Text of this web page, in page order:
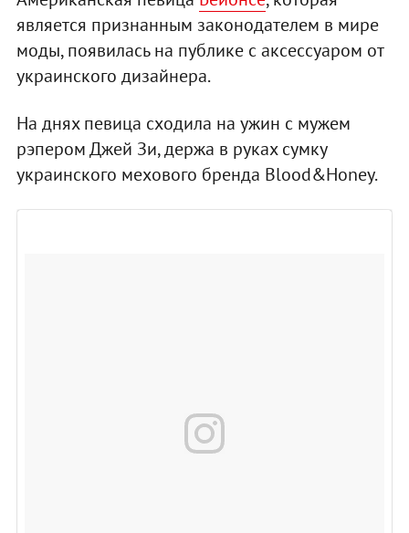
является признанным законодателем в мире
моды, появилась на публике с аксессуаром от
украинского дизайнера.
На днях певица сходила на ужин с мужем
рэпером Джей Зи, держа в руках сумку
украинского мехового бренда Blood&Honey.